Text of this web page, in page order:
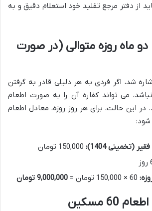
از دفتر مرجع تقلید خود استعلام دقیق و به
ماه روزه متوالی (در صورت
شد، اگر فردی به هر دلیلی قادر به گرفتن
نباشد، می تواند کفاره آن را به صورت اطعام
این حالت، برای هر روز روزه، معادل اطعام
(تخمینی 1404):
9,000,000 تومان
مسکین